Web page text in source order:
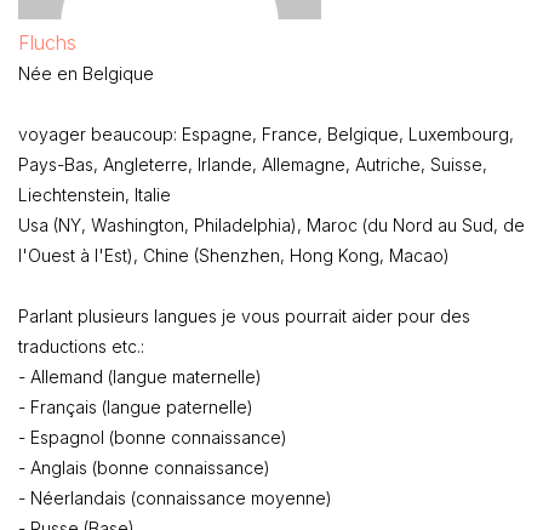
Fluchs
Née en Belgique
voyager beaucoup: Espagne, France, Belgique, Luxembourg,
Pays-Bas, Angleterre, Irlande, Allemagne, Autriche, Suisse,
Liechtenstein, Italie
Usa (NY, Washington, Philadelphia), Maroc (du Nord au Sud, de
l'Ouest à l'Est), Chine (Shenzhen, Hong Kong, Macao)
Parlant plusieurs langues je vous pourrait aider pour des
traductions etc.:
- Allemand (langue maternelle)
- Français (langue paternelle)
- Espagnol (bonne connaissance)
- Anglais (bonne connaissance)
- Néerlandais (connaissance moyenne)